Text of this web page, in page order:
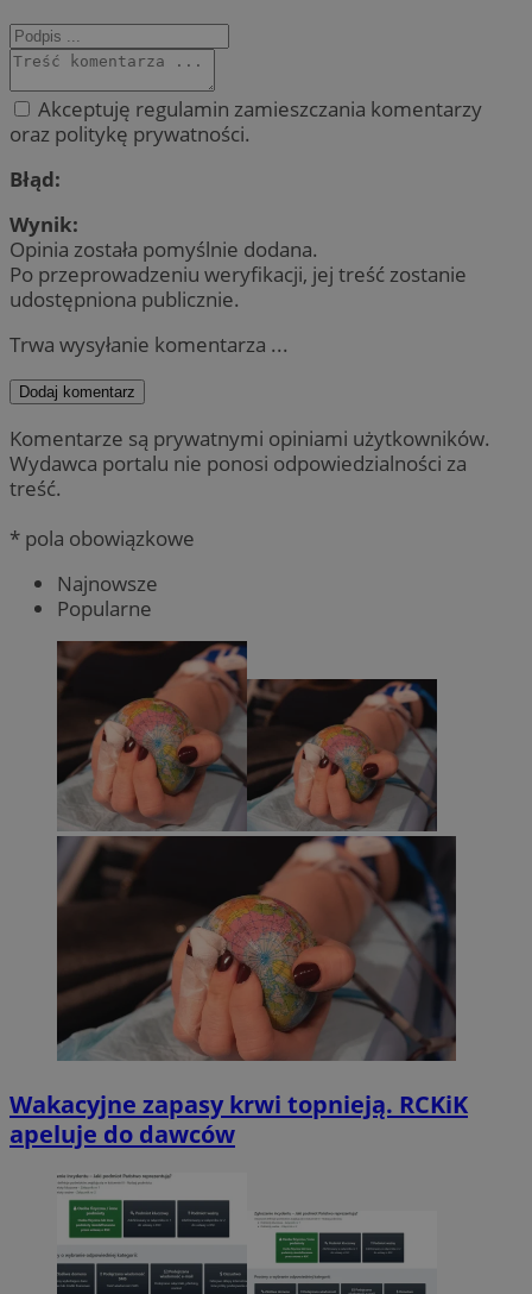
Akceptuję regulamin zamieszczania komentarzy
oraz politykę prywatności.
Błąd:
Wynik:
Opinia została pomyślnie dodana.
Po przeprowadzeniu weryfikacji, jej treść zostanie
udostępniona publicznie.
Trwa wysyłanie komentarza ...
Dodaj komentarz
Komentarze są prywatnymi opiniami użytkowników.
Wydawca portalu nie ponosi odpowiedzialności za
treść.
* pola obowiązkowe
Najnowsze
Popularne
Wakacyjne zapasy krwi topnieją. RCKiK
apeluje do dawców